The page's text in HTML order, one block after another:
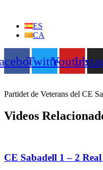
contingutES
CA
TwitterYoutube
Partidet de Veterans del CE
Videos
CE Sabadell 1 – 2 Real